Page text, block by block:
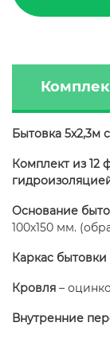
Бытовка 5х2,3м
Комплект из 12
Основание
100х150 мм.
Каркас бытовки
Кровля –
Внутренние